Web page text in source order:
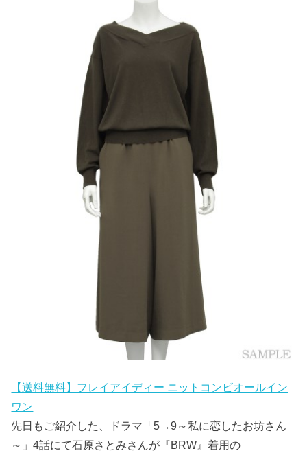
【送料無料】フレイアイディー ニットコンビオールイン
ワン
先日もご紹介した、ドラマ「5→9～私に恋したお坊さん
～」4話にて石原さとみさんが『BRW』着用の